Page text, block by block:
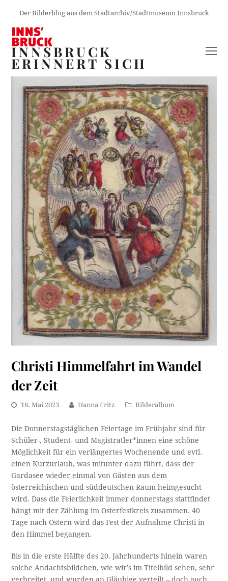
Der Bilderblog aus dem Stadtarchiv/Stadtmuseum Innsbruck
INNSBRUCK
ERINNERT SICH
Christi Himmelfahrt im Wandel
der Zeit
18. Mai 2023 Hanna Fritz Bilderalbum
Die Donnerstagstäglichen Feiertage im Frühjahr sind für
Schüler-, Student- und Magistratler*innen eine schöne
Möglichkeit für ein verlängertes Wochenende und evtl.
einen Kurzurlaub, was mitunter dazu führt, dass der
Gardasee wieder einmal von Gästen aus dem
österreichischen und süddeutschen Raum heimgesucht
wird. Dass die Feierlichkeit immer donnerstags stattfindet
hängt mit der Zählung im Osterfestkreis zusammen. 40
Tage nach Ostern wird das Fest der Aufnahme Christi in
den Himmel begangen.
Bis in die erste Hälfte des 20. Jahrhunderts hinein waren
solche Andachtsbildchen, wie wir’s im Titelbild sehen, sehr